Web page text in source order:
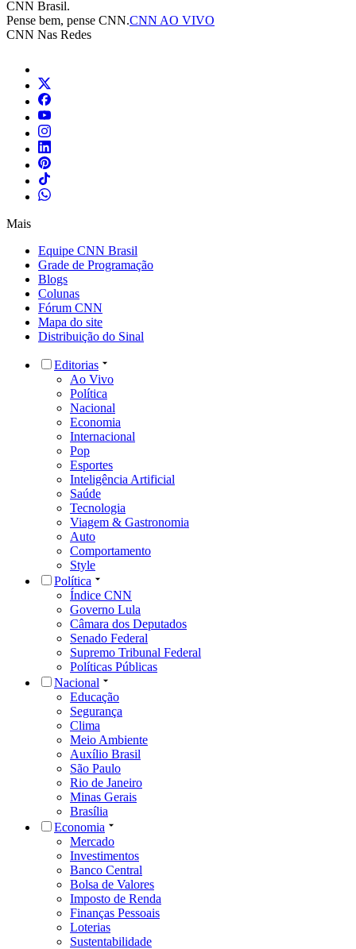
CNN Brasil.
Pense bem, pense CNN.CNN AO VIVO
CNN Nas Redes
Mais
Equipe CNN Brasil
Grade de Programação
Blogs
Colunas
Fórum CNN
Mapa do site
Distribuição do Sinal
Editorias
Ao Vivo
Política
Nacional
Economia
Internacional
Pop
Esportes
Inteligência Artificial
Saúde
Tecnologia
Viagem & Gastronomia
Auto
Comportamento
Style
Política
Índice CNN
Governo Lula
Câmara dos Deputados
Senado Federal
Supremo Tribunal Federal
Políticas Públicas
Nacional
Educação
Segurança
Clima
Meio Ambiente
Auxílio Brasil
São Paulo
Rio de Janeiro
Minas Gerais
Brasília
Economia
Mercado
Investimentos
Banco Central
Bolsa de Valores
Imposto de Renda
Finanças Pessoais
Loterias
Sustentabilidade